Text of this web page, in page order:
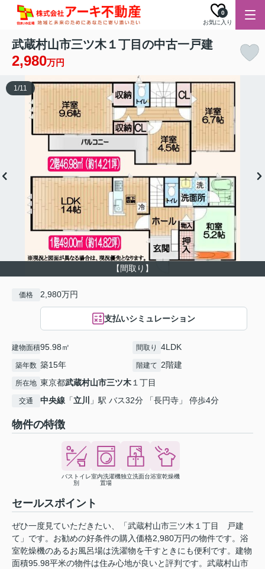
お気に入り
0
武蔵村山市三ツ木１丁目の中古一戸建
2,980万円
【間取り】
1/11
価格 2,980万円
支払いシミュレーション
建物面積95.98㎡ 間取り 4LDK
築年数 築15年 階建て 2階建
所在地 東京都武蔵村山市三ツ木１丁目
交通 中央線 「立川 」駅 バス32分 「長円寺」 停歩4分
物件の特徴
バストイレ
別
室内洗濯機
置場
独立洗面台浴室乾燥機
セールスポイント
ぜひ一度見ていただきたい、「武蔵村山市三ツ木１丁目 戸建
て」です。お勧めの好条件の購入価格2,980万円の物件です。浴
室乾燥機のあるお風呂場は洗濯物を干すときにも便利です。建物
面積95.98平米の物件は住み心地が良いと評判です。武蔵村山市